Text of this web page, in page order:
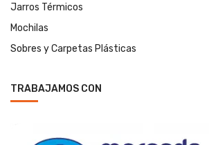
Jarros Térmicos
Mochilas
Sobres y Carpetas Plásticas
TRABAJAMOS CON